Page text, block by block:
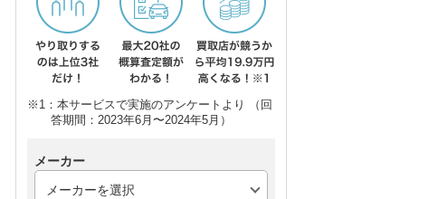
※1：本サービスで実施のアンケートより （回
答期間：2023年6月〜2024年5月）
メーカー